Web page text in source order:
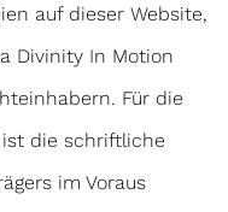
auf dieser Website,
Divinity In Motion
Für die
die schriftliche
im Voraus